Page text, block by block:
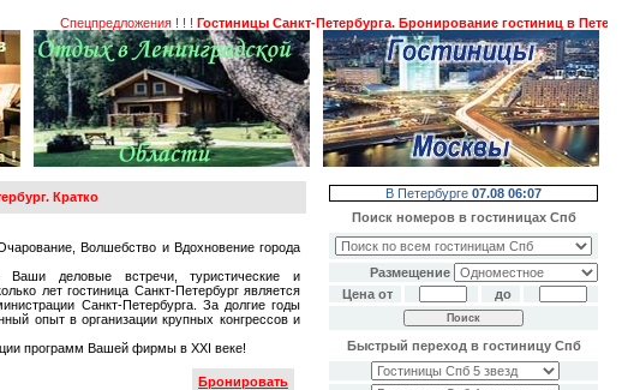
Спецпредложения ! ! !Гостиницы Санкт-Петербурга. Бронирование гостиниц в
Кратко
Волшебство и Вдохновение города
Ваши деловые встречи, туристические и
лет гостиница Санкт-Петербург является
Санкт-Петербурга. За долгие годы
опыт в организации крупных конгрессов и
программ Вашей фирмы в XXI веке!
Бронировать
В Петербурге 07.08 06:07
Поиск номеров в гостиницах Спб
Размещение
Цена от
до
Быстрый переход в гостиницу Спб